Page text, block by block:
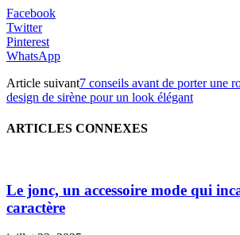
Facebook
Twitter
Pinterest
WhatsApp
Article suivant7 conseils avant de porter une
design de sirène pour un look élégant
ARTICLES CONNEXES
Le jonc, un accessoire mode qui
caractère